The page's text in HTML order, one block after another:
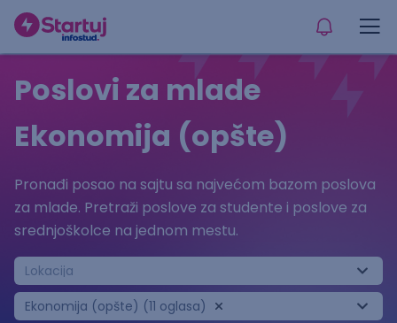
Poslovi za mlade
Ekonomija (opšte)
Pronađi posao na sajtu sa najvećom bazom poslova
za mlade. Pretraži poslove za studente i poslove za
srednjoškolce na jednom mestu.
Lokacija
Ekonomija (opšte) (11 oglasa)